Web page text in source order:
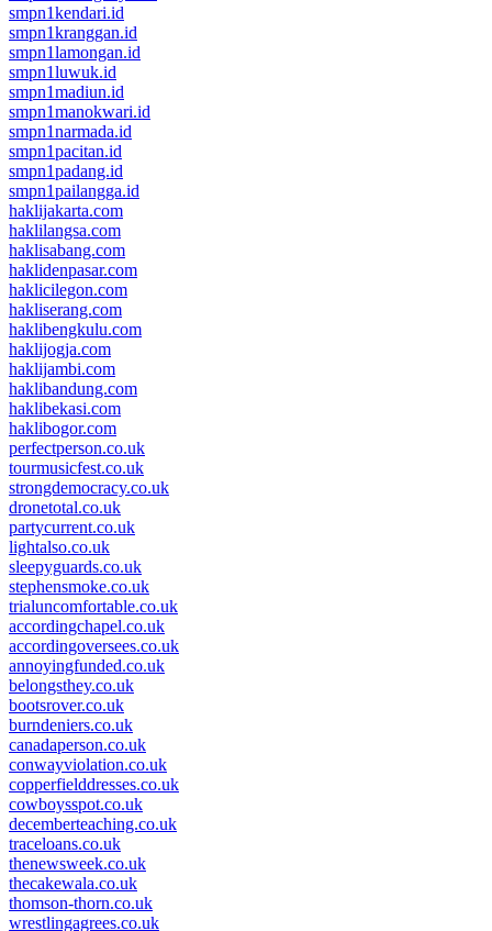
smpn1kendari.id
smpn1kranggan.id
smpn1lamongan.id
smpn1luwuk.id
smpn1madiun.id
smpn1manokwari.id
smpn1narmada.id
smpn1pacitan.id
smpn1padang.id
smpn1pailangga.id
haklijakarta.com
haklilangsa.com
haklisabang.com
haklidenpasar.com
haklicilegon.com
hakliserang.com
haklibengkulu.com
haklijogja.com
haklijambi.com
haklibandung.com
haklibekasi.com
haklibogor.com
perfectperson.co.uk
tourmusicfest.co.uk
strongdemocracy.co.uk
dronetotal.co.uk
partycurrent.co.uk
lightalso.co.uk
sleepyguards.co.uk
stephensmoke.co.uk
trialuncomfortable.co.uk
accordingchapel.co.uk
accordingoversees.co.uk
annoyingfunded.co.uk
belongsthey.co.uk
bootsrover.co.uk
burndeniers.co.uk
canadaperson.co.uk
conwayviolation.co.uk
copperfielddresses.co.uk
cowboysspot.co.uk
decemberteaching.co.uk
traceloans.co.uk
thenewsweek.co.uk
thecakewala.co.uk
thomson-thorn.co.uk
wrestlingagrees.co.uk